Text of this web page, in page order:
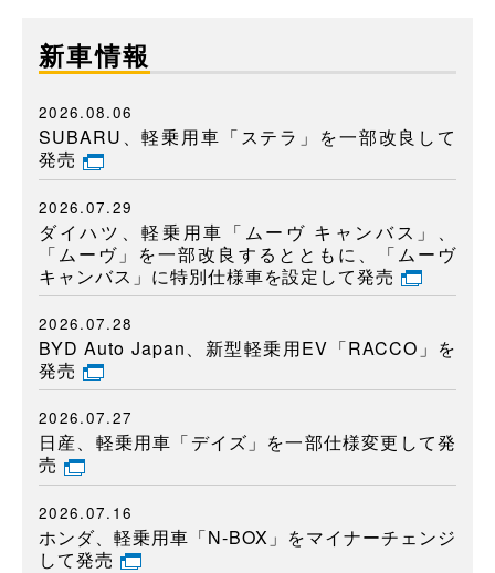
新車情報
2026.08.06
SUBARU、軽乗用車「ステラ」を一部改良して
発売
2026.07.29
ダイハツ、軽乗用車「ムーヴ キャンバス」、
「ムーヴ」を一部改良するとともに、「ムーヴ
キャンバス」に特別仕様車を設定して発売
2026.07.28
BYD Auto Japan、新型軽乗用EV「RACCO」を
発売
2026.07.27
日産、軽乗用車「デイズ」を一部仕様変更して発
売
2026.07.16
ホンダ、軽乗用車「N-BOX」をマイナーチェンジ
して発売